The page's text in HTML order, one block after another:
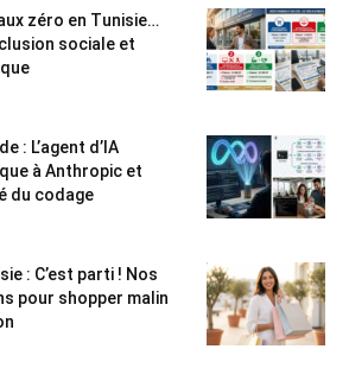
zéro en Tunisie…
sociale et
: L’agent d’IA
à Anthropic et
du codage
: C’est parti ! Nos
pour shopper malin